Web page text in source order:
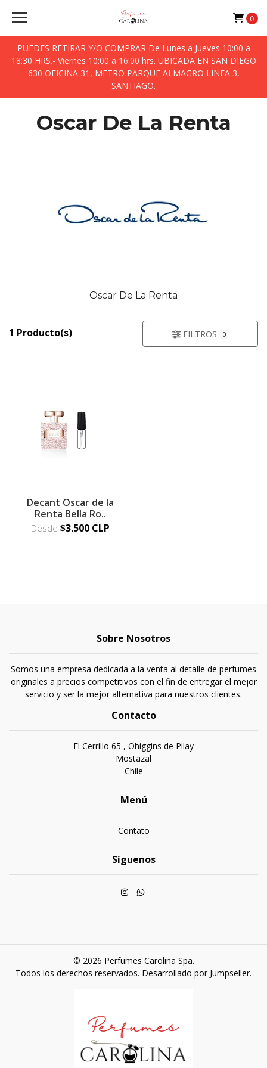
PUEDES RETIRAR Y/O COMPRAR De Lunes a Jueves 10:00 a
18:30 HRS.- Viernes 10:00 a 16:00 hrs. UBICADA EN SAN DIEGO
630 OFICINA 31, METRO PARQUE ALMAGRO LINEA 3,
SANTIAGO.
0
Oscar De La Renta
Oscar De La Renta
1 Producto(s) FILTROS 0
Decant Oscar de la
Renta Bella Ro..
Desde $3.500 CLP
Sobre Nosotros
Somos una empresa dedicada a la venta al detalle de perfumes
originales a precios competitivos con el fin de entregar el mejor
servicio y ser la mejor alternativa para nuestros clientes.
Contacto
El Cerrillo 65 , Ohiggins de Pilay
Mostazal
Chile
Menú
Contato
Síguenos
© 2026 Perfumes Carolina Spa.
Todos los derechos reservados. Desarrollado por Jumpseller.